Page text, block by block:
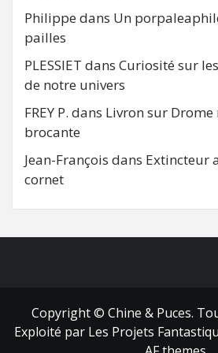
Philippe dans Un
pailles
PLESSIET dans Curiosité sur
de notre univers
FREY P. dans Livron sur Drome
brocante
Jean-François dans Extincteur
cornet
Copyright © Chine & Puces.
Exploité par Les Projets